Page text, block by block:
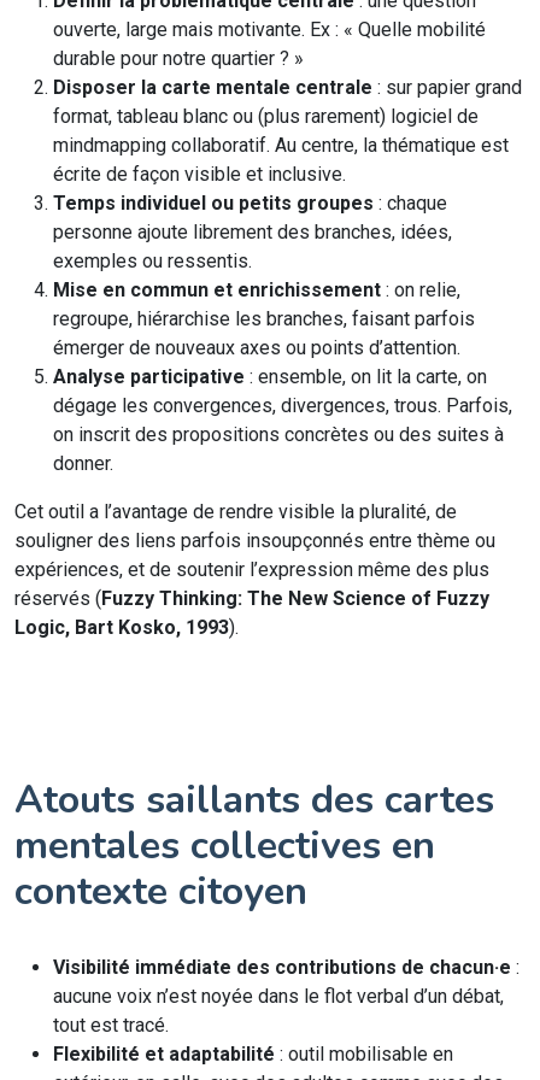
ouverte, large mais motivante. Ex : « Quelle mobilité
durable pour notre quartier ? »
Disposer la carte mentale centrale : sur papier grand
format, tableau blanc ou (plus rarement) logiciel de
mindmapping collaboratif. Au centre, la thématique est
écrite de façon visible et inclusive.
Temps individuel ou petits groupes : chaque
personne ajoute librement des branches, idées,
exemples ou ressentis.
Mise en commun et enrichissement : on relie,
regroupe, hiérarchise les branches, faisant parfois
émerger de nouveaux axes ou points d’attention.
Analyse participative : ensemble, on lit la carte, on
dégage les convergences, divergences, trous. Parfois,
on inscrit des propositions concrètes ou des suites à
donner.
Cet outil a l’avantage de rendre visible la pluralité, de
souligner des liens parfois insoupçonnés entre thème ou
expériences, et de soutenir l’expression même des plus
réservés (Fuzzy Thinking: The New Science of Fuzzy
Logic, Bart Kosko, 1993).
Atouts saillants des cartes
mentales collectives en
contexte citoyen
Visibilité immédiate des contributions de chacun·e :
aucune voix n’est noyée dans le flot verbal d’un débat,
tout est tracé.
Flexibilité et adaptabilité : outil mobilisable en